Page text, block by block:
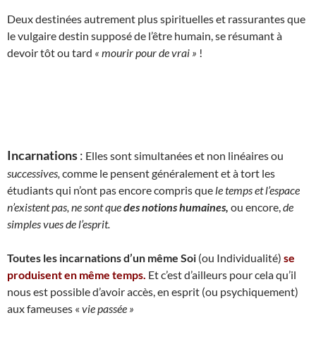
Deux destinées autrement plus spirituelles et rassurantes que
le vulgaire destin supposé de l’être humain, se résumant à
devoir tôt ou tard « mourir pour de vrai » !
Incarnations: Elles sont simultanées et non linéaires ou
successives, comme le pensent généralement et à tort les
étudiants qui n’ont pas encore compris que le temps et l’espace
n’existent pas, ne sont quedes notions humaines, ou encore, de
simples vues de l’esprit.
Toutes les incarnations d’un même Soi (ou Individualité) se
produisent en même temps. Et c’est d’ailleurs pour cela qu’il
nous est possible d’avoir accès, en esprit (ou psychiquement)
aux fameuses « vie passée »